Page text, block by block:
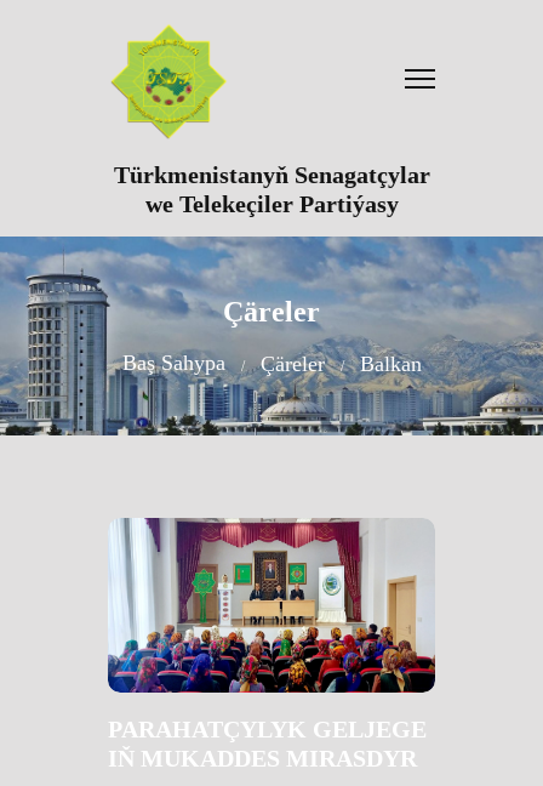
Türkmenistanyň Senagatçylar
we Telekeçiler Partiýasy
Çäreler
Baş Sahypa Çäreler Balkan
PARAHATÇYLYK GELJEGE
IŇ MUKADDES MIRASDYR